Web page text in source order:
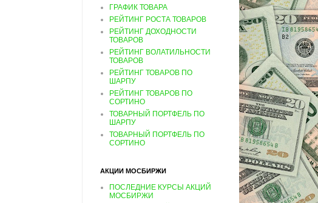
ГРАФИК ТОВАРА
РЕЙТИНГ РОСТА ТОВАРОВ
РЕЙТИНГ ДОХОДНОСТИ
ТОВАРОВ
РЕЙТИНГ ВОЛАТИЛЬНОСТИ
ТОВАРОВ
РЕЙТИНГ ТОВАРОВ ПО
ШАРПУ
РЕЙТИНГ ТОВАРОВ ПО
СОРТИНО
ТОВАРНЫЙ ПОРТФЕЛЬ ПО
ШАРПУ
ТОВАРНЫЙ ПОРТФЕЛЬ ПО
СОРТИНО
АКЦИИ МОСБИРЖИ
ПОСЛЕДНИЕ КУРСЫ АКЦИЙ
МОСБИРЖИ